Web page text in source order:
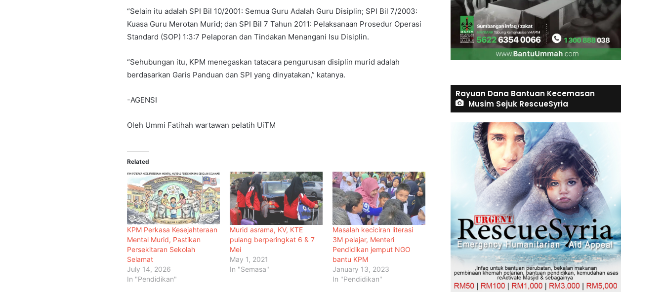
“Selain itu adalah SPI Bil 10/2001: Semua Guru Adalah Guru Disiplin; SPI Bil 7/2003:
Kuasa Guru Merotan Murid; dan SPI Bil 7 Tahun 2011: Pelaksanaan Prosedur Operasi
Standard (SOP) 1:3:7 Pelaporan dan Tindakan Menangani Isu Disiplin.
“Sehubungan itu, KPM menegaskan tatacara pengurusan disiplin murid adalah
berdasarkan Garis Panduan dan SPI yang dinyatakan,” katanya.
-AGENSI
Oleh Ummi Fatihah wartawan pelatih UiTM
Related
KPM Perkasa Kesejahteraan
Mental Murid, Pastikan
Persekitaran Sekolah
Selamat
July 14, 2026
In "Pendidikan"
Murid asrama, KV, KTE
pulang berperingkat 6 & 7
Mei
May 1, 2021
In "Semasa"
Masalah keciciran literasi
3M pelajar, Menteri
Pendidikan jemput NGO
bantu KPM
January 13, 2023
In "Pendidikan"
Rayuan Dana Bantuan Kecemasan
Musim Sejuk RescueSyria